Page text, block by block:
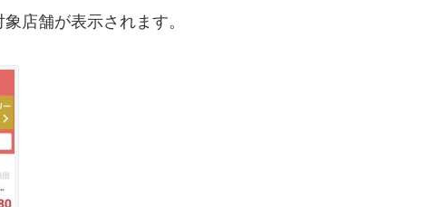
店舗が表示されます。